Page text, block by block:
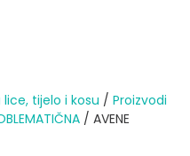
tijelo i kosu / Proizvodi
/ AVENE